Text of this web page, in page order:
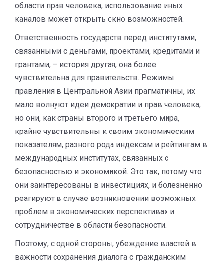
области прав человека, использование иных
каналов может открыть окно возможностей.
Ответственность государств перед институтами,
связанными с деньгами, проектами, кредитами и
грантами, – история другая, она более
чувствительна для правительств. Режимы
правления в Центральной Азии прагматичны, их
мало волнуют идеи демократии и прав человека,
но они, как страны второго и третьего мира,
крайне чувствительны к своим экономическим
показателям, разного рода индексам и рейтингам в
международных институтах, связанных с
безопасностью и экономикой. Это так, потому что
они заинтересованы в инвестициях, и болезненно
реагируют в случае возникновении возможных
проблем в экономических перспективах и
сотрудничестве в области безопасности.
Поэтому, с одной стороны, убеждение властей в
важности сохранения диалога с гражданским